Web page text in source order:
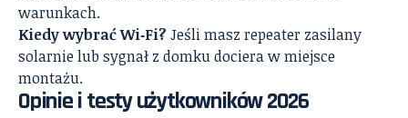
warunkach.
Kiedy wybrać Wi‑Fi? Jeśli masz repeater zasilany
solarnie lub sygnał z domku dociera w miejsce
montażu.
Opinie i testy użytkowników 2026